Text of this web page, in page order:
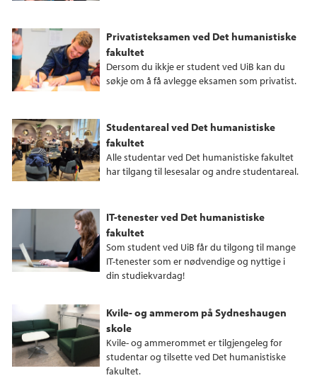
Privatisteksamen ved Det humanistiske
fakultet
Dersom du ikkje er student ved UiB kan du
søkje om å få avlegge eksamen som privatist.
Studentareal ved Det humanistiske
fakultet
Alle studentar ved Det humanistiske fakultet
har tilgang til lesesalar og andre studentareal.
IT-tenester ved Det humanistiske
fakultet
Som student ved UiB får du tilgong til mange
IT-tenester som er nødvendige og nyttige i
din studiekvardag!
Kvile- og ammerom på Sydneshaugen
skole
Kvile- og ammerommet er tilgjengeleg for
studentar og tilsette ved Det humanistiske
fakultet.